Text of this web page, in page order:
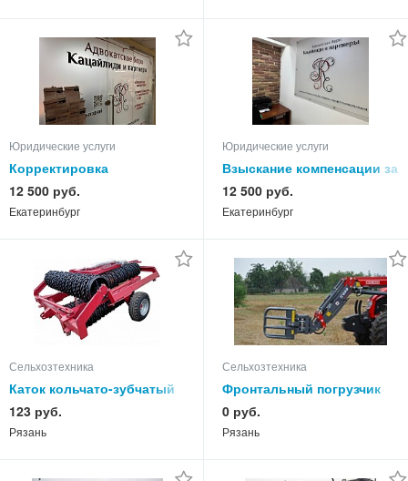
Юридические услуги
Корректировка
таможенной стоимости -
помощь юриста
12 500 руб.
Екатеринбург
Юридические услуги
Взыскание компенсации за
нарушение
исключительных прав -
помощь юриста
12 500 руб.
Екатеринбург
Сельхозтехника
Каток кольчато-зубчатый
ККЗ-9,2Н-01 (460)
123 руб.
Рязань
Сельхозтехника
Фронтальный погрузчик
Т-229
0 руб.
Рязань